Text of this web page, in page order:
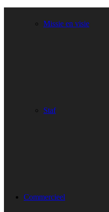
Missie en visie
Staf
Commercieel